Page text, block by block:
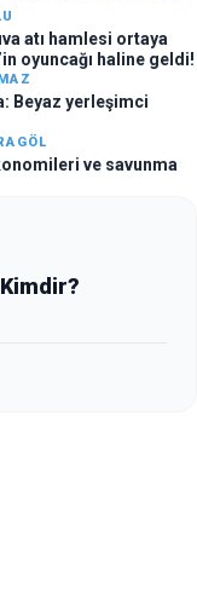
atı hamlesi ortaya
oyuncağı haline geldi!
Beyaz yerleşimci
ve savunma